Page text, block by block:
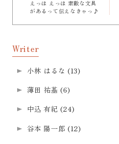
えっほ えっほ 素敵な文具
があるって伝えなきゃっ♪
Writer
小林 はるな (13)
薄田 祐基 (6)
中込 有紀 (24)
谷本 陽一郎 (12)